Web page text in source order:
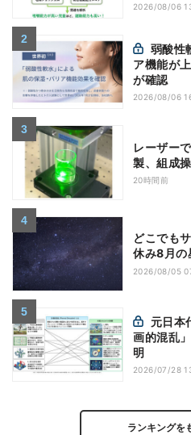
2026/08/06
ア機能が
が確認
2026/08/06
レーザー
製、組成
20時間前
どこでも
休み8月の
2026/08/05
画的混乱
明
2026/07/28
ランキングを